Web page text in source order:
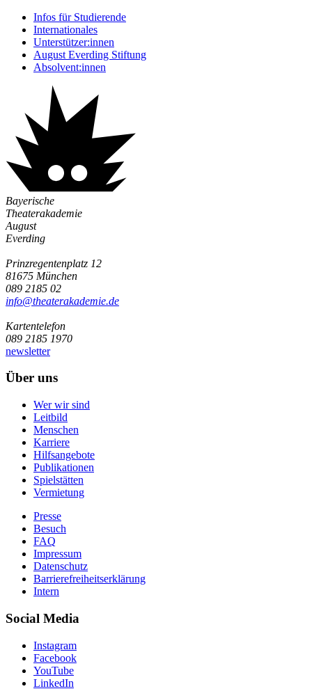
Infos für Studierende
Internationales
Unterstützer:innen
August Everding Stiftung
Absolvent:innen
Bayerische
Theaterakademie
August
Everding
Prinzregentenplatz 12
81675 München
089 2185 02
info@­theaterakademie.de
Kartentelefon
089 2185 1970
newsletter
Über uns
Wer wir sind
Leitbild
Menschen
Karriere
Hilfsangebote
Publikationen
Spielstätten
Vermietung
Presse
Besuch
FAQ
Impressum
Datenschutz
Barrierefreiheitserklärung
Intern
Social Media
Instagram
Facebook
YouTube
LinkedIn